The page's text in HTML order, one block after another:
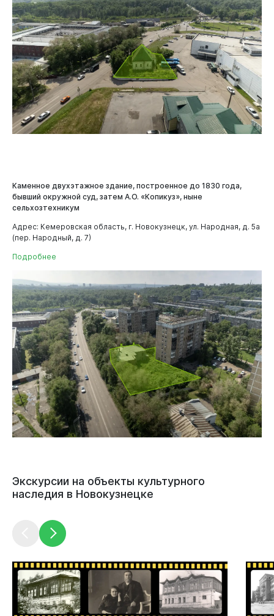
Каменное двухэтажное здание, построенное до 1830 года,
бывший окружной суд, затем А.О. «Копикуз», ныне
сельхозтехникум
Адрес: Кемеровская область, г. Новокузнецк, ул. Народная, д. 5а
(пер. Народный, д. 7)
Подробнее
Экскурсии на объекты культурного
наследия в Новокузнецке